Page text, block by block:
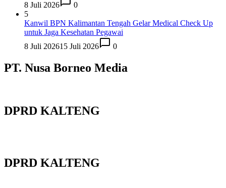
8 Juli 2026
0
5
Kanwil BPN Kalimantan Tengah Gelar Medical Check Up
untuk Jaga Kesehatan Pegawai
8 Juli 202615 Juli 2026 0
PT. Nusa Borneo Media
DPRD KALTENG
DPRD KALTENG